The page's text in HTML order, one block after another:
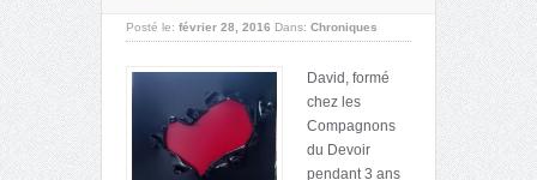
Posté le: février 28, 2016 Dans: Chroniques
David, formé
chez les
Compagnons
du Devoir
pendant 3 ans